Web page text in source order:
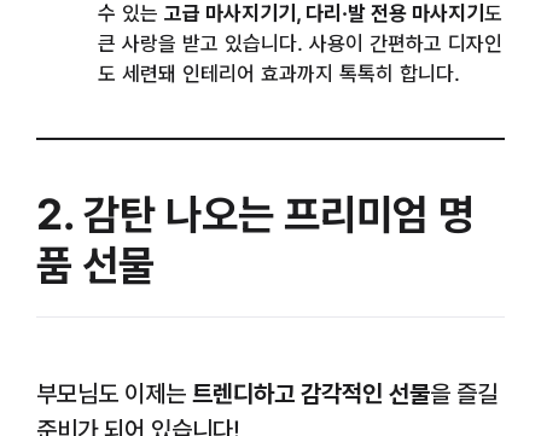
수 있는 고급 마사지기기, 다리·발 전용 마사지기 도
큰 사랑을 받고 있습니다. 사용이 간편하고 디자인
도 세련돼 인테리어 효과까지 톡톡히 합니다.
2. 감탄 나오는 프리미엄 명
품 선물
부모님도 이제는 트렌디하고 감각적인 선물을 즐길
준비가 되어 있습니다!